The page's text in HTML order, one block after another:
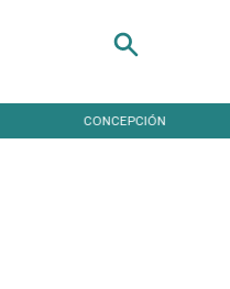
CONCEPCIÓN